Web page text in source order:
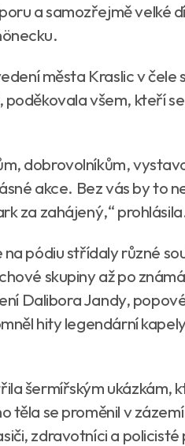
a samozřejmě velké
města Kraslic v čele
všem, kteří
dobrovolníkům,
akce. Bez vás by to
za zahájený,“
na pódiu střídaly různé
skupiny až po
Dalibora Jandy,
hity legendární
šermířským ukázkám,
těla se proměnil v
zdravotníci a